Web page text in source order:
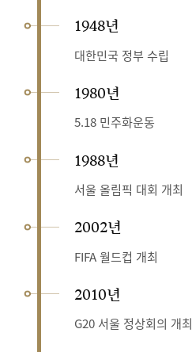
1948년
대한민국 정부 수립
1980년
5.18 민주화운동
1988년
서울 올림픽 대회 개최
2002년
FIFA 월드컵 개최
2010년
G20 서울 정상회의 개최